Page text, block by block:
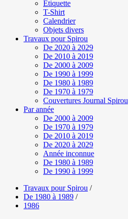
Etiquette
T-Shirt
Calendrier
Objets divers
Travaux pour Spirou
De 2020 à 2029
De 2010 à 2019
De 2000 à 2009
De 1990 à 1999
De 1980 à 1989
De 1970 à 1979
Couvertures Journal Spirou
Par année
De 2000 à 2009
De 1970 à 1979
De 2010 à 2019
De 2020 à 2029
Année inconnue
De 1980 à 1989
De 1990 à 1999
Travaux pour Spirou /
De 1980 à 1989 /
1986